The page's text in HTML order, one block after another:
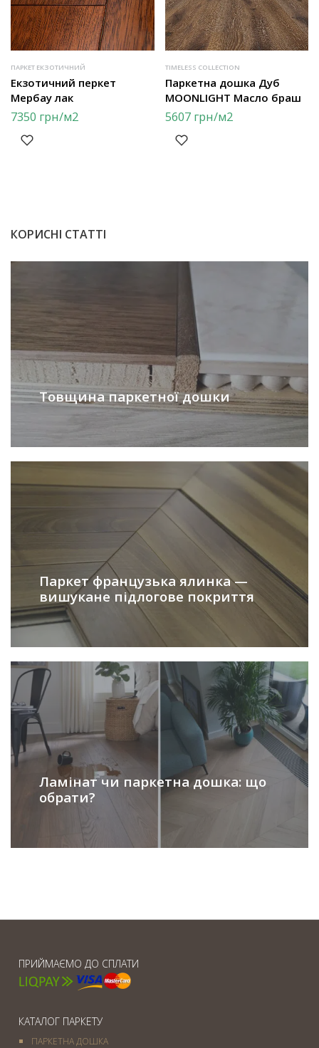
ПАРКЕТ ЕКЗОТИЧНИЙ
Екзотичний перкет
Мербау лак
7350 грн/м2
TIMELESS COLLECTION
Паркетна дошка Дуб
MOONLIGHT Масло браш
5607грн/м2
КОРИСНІ СТАТТІ
Товщина паркетної дошки
Паркет французька ялинка —
вишукане підлогове покриття
Ламінат чи паркетна дошка: що
обрати?
ПРИЙМАЄМО ДО СПЛАТИ
КАТАЛОГ ПАРКЕТУ
ПАРКЕТНА ДОШКА